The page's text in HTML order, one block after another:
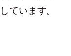
ています。